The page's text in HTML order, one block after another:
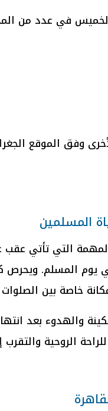
في عدد من
وفق الموقع
المسلمين
التي تأتي
يوم المسلم.
خاصة بين
والهدوء بعد
الروحية والتقرب